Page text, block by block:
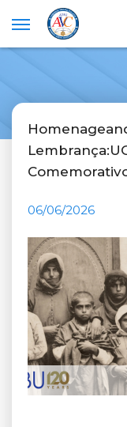
06/06/2026